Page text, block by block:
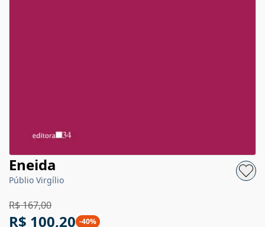
Eneida
Públio Virgílio
R$ 167,00
R$ 100,20 -40%